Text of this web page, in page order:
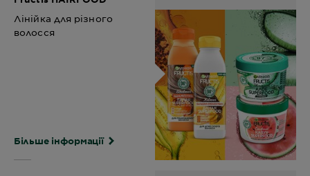
Лінійка для різного
волосся
Більше інформації